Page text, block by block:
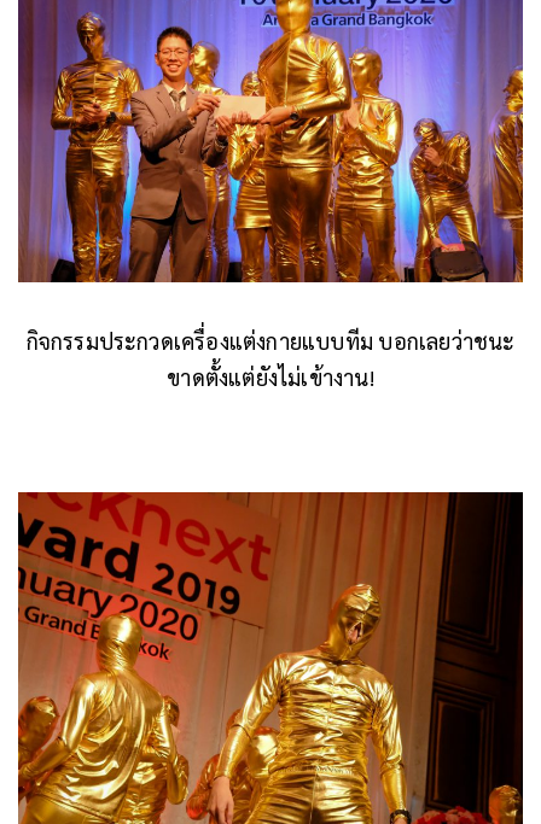
กิจกรรมประกวดเครื่องแต่งกายแบบทีม บอกเลยว่าชนะ
ขาดตั้งแต่ยังไม่เข้างาน!